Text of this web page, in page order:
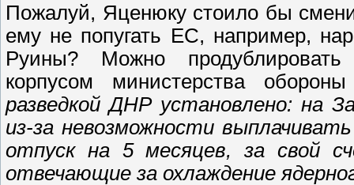
Пожалуй, Яценюку стоило бы
ему не попугать ЕС, например,
Руины? Можно продублировать
корпусом министерства
разведкой ДНР установлено: на
из-за невозможности
отпуск на 5 месяцев, за свой
отвечающие за охлаждение